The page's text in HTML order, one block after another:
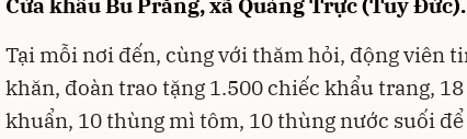
Cửa khẩu Bu Prăng, xã Quảng Trực (Tuy Đức).
Tại mỗi nơi đến, cùng với thăm hỏi, động viên
khăn, đoàn trao tặng 1.500 chiếc khẩu trang,
khuẩn, 10 thùng mì tôm, 10 thùng nước suối để